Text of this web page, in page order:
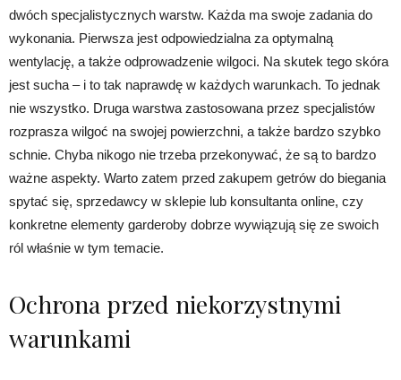
dwóch specjalistycznych warstw. Każda ma swoje zadania do
wykonania. Pierwsza jest odpowiedzialna za optymalną
wentylację, a także odprowadzenie wilgoci. Na skutek tego skóra
jest sucha – i to tak naprawdę w każdych warunkach. To jednak
nie wszystko. Druga warstwa zastosowana przez specjalistów
rozprasza wilgoć na swojej powierzchni, a także bardzo szybko
schnie. Chyba nikogo nie trzeba przekonywać, że są to bardzo
ważne aspekty. Warto zatem przed zakupem getrów do biegania
spytać się, sprzedawcy w sklepie lub konsultanta online, czy
konkretne elementy garderoby dobrze wywiązują się ze swoich
ról właśnie w tym temacie.
Ochrona przed niekorzystnymi
warunkami